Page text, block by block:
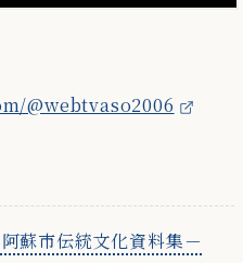
@webtvaso2006
市伝統文化資料集－